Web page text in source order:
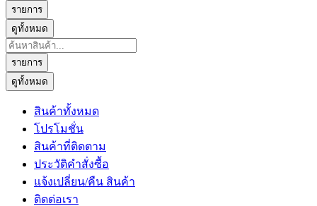
รายการ
ดูทั้งหมด
Search
...
รายการ
ดูทั้งหมด
สินค้าทั้งหมด
โปรโมชั่น
สินค้าที่ติดตาม
ประวัติคำสั่งซื้อ
แจ้งเปลี่ยน/คืน สินค้า
ติดต่อเรา